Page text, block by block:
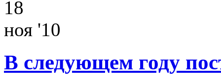
18
ноя '10
В следующем году